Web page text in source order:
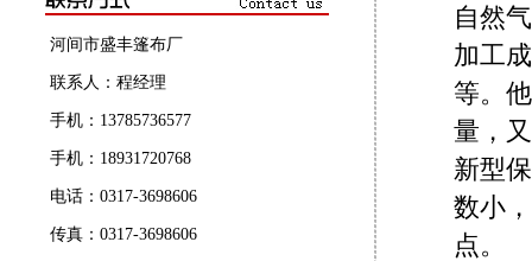
河间市盛丰篷布厂
联系人：程经理
手机：13785736577
手机：18931720768
电话：0317-3698606
传真：0317-3698606
自然
加工
等。
量，
新型
数小
点。